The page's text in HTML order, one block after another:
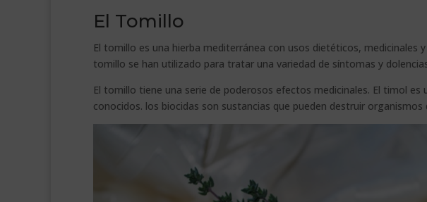
El Tomillo
El tomillo es una hierba mediterránea con usos dietéticos, medicinales
tomillo se han utilizado para tratar una variedad de síntomas y
El tomillo tiene una serie de poderosos efectos medicinales. El timol
conocidos. los biocidas son sustancias que pueden destruir